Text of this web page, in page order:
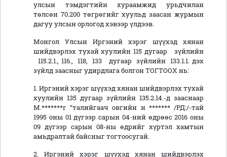
улсын тэмдэгтийн хураамжид урьдчилан
төлсөн 70.200 төгрөгийг хуульд заасан журмын
дагуу улсын орлогод хэвээр үлдээв.
Монгол Улсын Иргэний хэрэг шүүхэд хянан
шийдвэрлэх тухай хуулийн 115 дугаар зүйлийн
115.2.1., 116., 118, 133 дугаар зүйлийн 133.1.1. дэх
зүйлд заасныг удирдлага болгон ТОГТООХ нь:
1. Иргэний хэрэг шүүхэд хянан шийдвэрлэх тухай
хуулийн 135 дугаар зүйлийн 135.2.14.-д зааснаар
М.*******г “талийгаач овгийн н ******* /РД:/-тай
1995 оны 01 дүгээр сарын 04-ний өдрөөс 2016 оны
09 дүгээр сарын 08-ны өдрийг хүртэл хамтын
амьдралтай байсныг тогтоосугай.
2. Иргэний хэрэг шүүхэд хянан шийдвэрлэх